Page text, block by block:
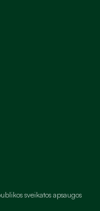
sveikatos apsaugos